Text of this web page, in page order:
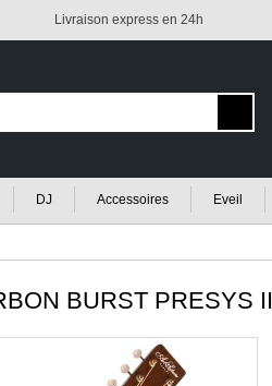
Livraison express en 24h
DJ Accessoires Eveil
BURST PRESYS II